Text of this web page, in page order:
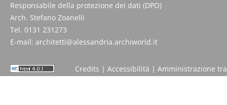
Responsabile della protezione dei dati (DPO)
Arch. Stefano Zoanelli
Tel. 0131 231273
E-mail: architetti@alessandria.archiworld.it
Credits | Accessibilità | Amministrazione